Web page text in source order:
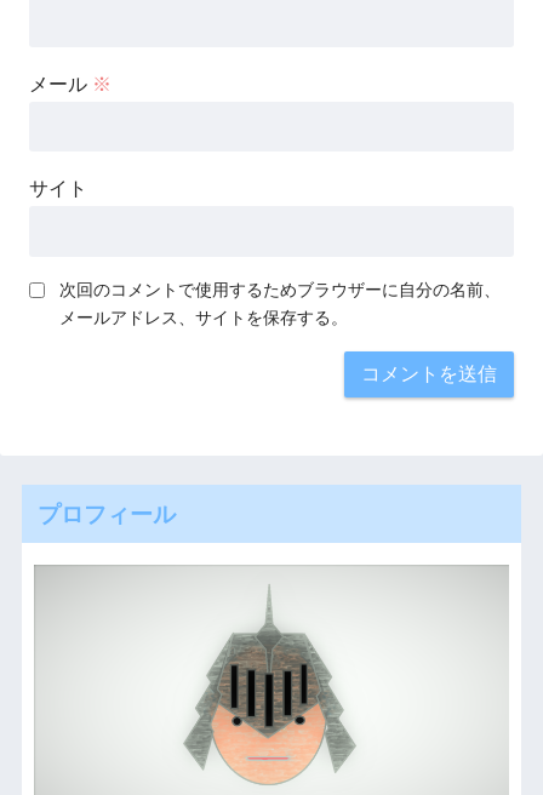
メール ※
サイト
次回のコメントで使用するためブラウザーに自分の名前、
メールアドレス、サイトを保存する。
プロフィール